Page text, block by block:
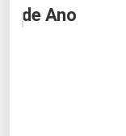
de Ano